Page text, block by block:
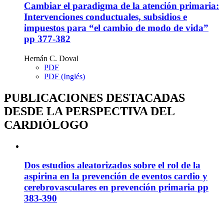
Cambiar el paradigma de la atención primaria:
Intervenciones conductuales, subsidios e
impuestos para “el cambio de modo de vida”
pp 377-382
Hernán C. Doval
PDF
PDF (Inglés)
PUBLICACIONES DESTACADAS
DESDE LA PERSPECTIVA DEL
CARDIÓLOGO
Dos estudios aleatorizados sobre el rol de la
aspirina en la prevención de eventos cardio y
cerebrovasculares en prevención primaria pp
383-390